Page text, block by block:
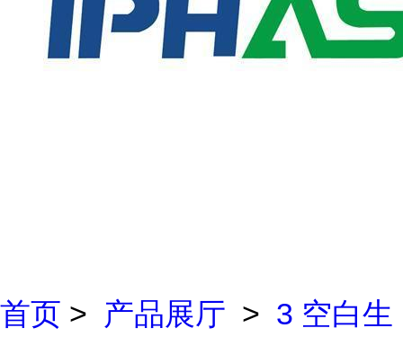
首页 > 产品展厅 > 3 空白生